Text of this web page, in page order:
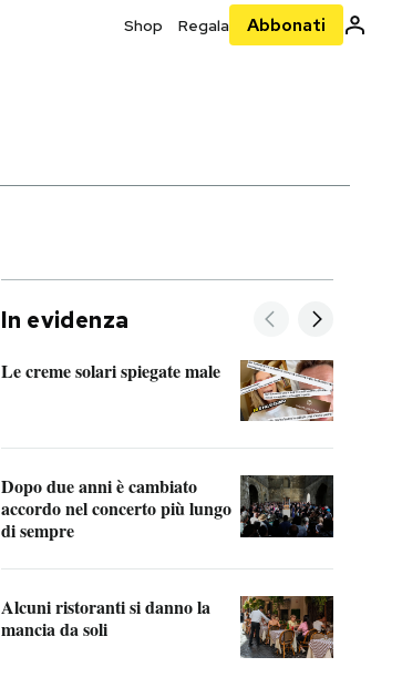
Shop Regala Abbonati
In evidenza
Le creme solari spiegate male
Dopo due anni è cambiato
accordo nel concerto più lungo
di sempre
Alcuni ristoranti si danno la
mancia da soli